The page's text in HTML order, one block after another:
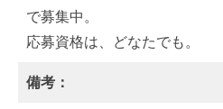
で募集中。
応募資格は、どなたでも。
備考：